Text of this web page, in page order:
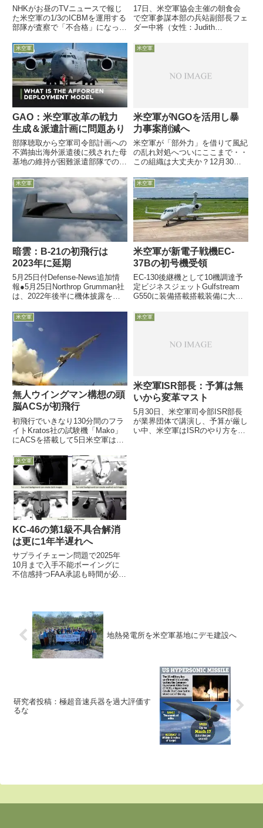
NHKがお昼のTVニュースで報じ
た米空軍の1/3のICBMを運用する
部隊が査察で「不合格」になった
女性が着任した話題をご紹介
17日、米空軍協会主催の朝食会
で空軍参謀本部の兵站副部長フェ
ダー中将（女性：Judith
向けた米空軍兵站部門による3年
米空軍
GAO：米空軍改革の戦力
生成＆派遣計画に問題あり
部隊聴取から空軍司令部計画への
不満抽出海外派遣後に残された母
基地の維持が困難派遣部隊での必
11月26日付で米会計監査院
CAO（Government
Accountability Office）が調査レ
ポートを発表...
米空軍
米空軍がNGOを活用し暴
力事案削減へ
米空軍が「部外力」を借りて風紀
の乱れ対処へついにここまで・・
この組織は大丈夫か？12月30日
軍は組織内で大きな問題となって
いる「暴力事案：interpersonal
violence」への対策に5カ年計画
で取...
米空軍
暗雲：B-21の初飛行は
2023年に延期
5月25日付Defense-News追加情
報●5月25日Northrop Grumman社
は、2022年後半に機体披露を行
の2023年に初飛行を行うとの声
明を発表した●地上試験の第1段
階で、非常に重要な様々な機...
米空軍
米空軍が新電子戦機EC-
37Bの初号機受領
EC-130後継機として10機調達予
定ビジネスジェットGulfstream
G550に装備搭載搭載装備に大差
12日、米空軍EC-130電子戦機の
米空軍
無人ウイングマン構想の頭
脳ACSが初飛行
初飛行でいきなり130分間のフラ
イトKratos社の試験機「Mako」
にACSを搭載して5日米空軍は、
基地を拠点とし、無人ウイングマ
ン構想で当該無人機の頭脳となる
自立飛行システム（ACS：
autono...
米空軍
米空軍ISR部長：予算は無
いから変革マスト
5月30日、米空軍司令部ISR部長
が業界団体で講演し、予算が厳し
い中、米空軍はISRのやり方を変
米空軍
KC-46の第1級不具合解消
は更に1年半遅れへ
サプライチェーン問題で2025年
10月まで入手不能ボーイングに
不信感持つFAA承認も時間が必要
れぞれ別々に、KC-46A空中給油
機の第1級不具合への...
地熱発電所を米空軍基地にデモ建設へ
研究者投稿：極超音速兵器を過大評価す
るな